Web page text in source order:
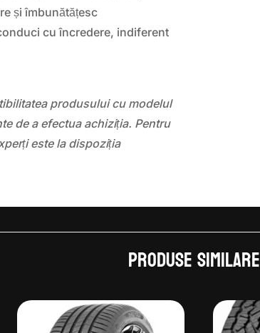
și îmbunătățesc
cu încredere, indiferent
produsului cu modelul
de a efectua achiziția. Pentru
este la dispoziția
Produse similare